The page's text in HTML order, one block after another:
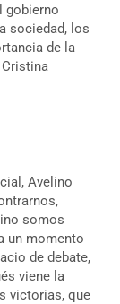
gobierno
sociedad, los
de la
Avelino
somos
un momento
de debate,
viene la
victorias, que